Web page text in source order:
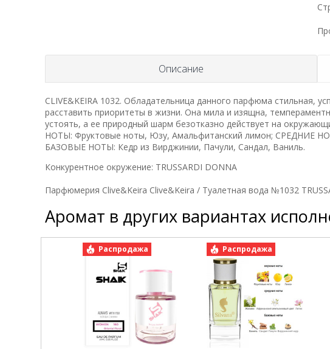
Описание
CLIVE&KEIRA 1032. Обладательница данного парфюма стильная,
расставить приоритеты в жизни. Она мила и изящна,
устоять, а ее природный шарм безотказно действует на
НОТЫ: Фруктовые ноты, Юзу, Амальфитанский лимон; СРЕДНИЕ
БАЗОВЫЕ НОТЫ: Кедр из Вирджинии, Пачули, Сандал, Ваниль.
Конкурентное окружение: TRUSSARDI DONNA
Парфюмерия Clive&Keira Clive&Keira / Туалетная вода №1032
Аромат в других вариантах
Распродажа Распродажа